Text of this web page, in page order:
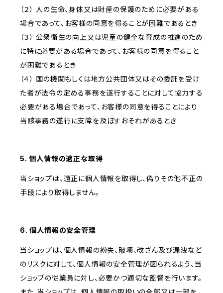
（２） 人の生命、身体又は財産の保護のために必要がある
場合であって、お客様の同意を得ることが困難であるとき
（３） 公衆衛生の向上又は児童の健全な育成の推進のため
に特に必要がある場合であって、お客様の同意を得ること
が困難であるとき
（４） 国の機関もしくは地方公共団体又はその委託を受け
た者が法令の定める事務を遂行することに対して協力する
必要がある場合であって、お客様の同意を得ることにより
当該事務の遂行に支障を及ぼすおそれがあるとき
5. 個人情報の適正な取得
当ショップは、適正に個人情報を取得し、偽りその他不正の
手段により取得しません。
6. 個人情報の安全管理
当ショップは、個人情報の紛失、破壊、改ざん及び漏洩など
のリスクに対して、個人情報の安全管理が図られるよう、当
ショップの従業員に対し、必要かつ適切な監督を行います。